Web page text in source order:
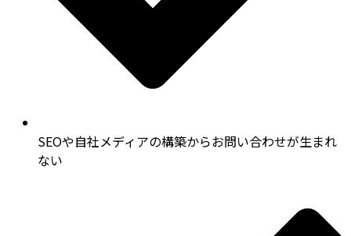
SEOや自社メディアの構築からお問い合わせが生まれ
ない